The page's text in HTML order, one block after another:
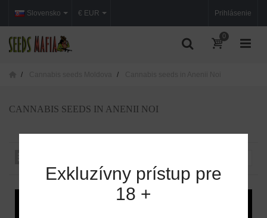
Slovensko Prihlásenie
€ EUR
0
CANNABIS SEEDS IN ANENII NOI
Exkluzívny prístup pre
18 +